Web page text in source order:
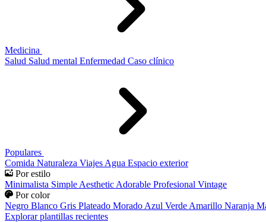
Medicina
Salud Salud mental Enfermedad Caso clínico
Populares
Comida Naturaleza Viajes Agua Espacio exterior
Por estilo
Minimalista Simple Aesthetic Adorable Profesional Vintage
Por color
Negro Blanco Gris Plateado Morado Azul Verde Amarillo Naranja
Explorar plantillas recientes